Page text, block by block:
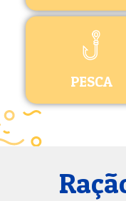
PESCA